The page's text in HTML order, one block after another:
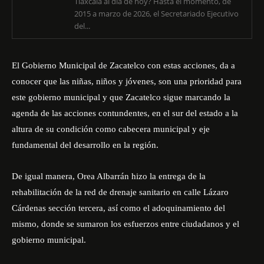
2015 a marzo de 2026, el Secretariado Ejecutivo
del...
El Gobierno Municipal de Zacatelco con estas acciones, da a
conocer que las niñas, niños y jóvenes, son una prioridad para
este gobierno municipal y que Zacatelco sigue marcando la
agenda de las acciones contundentes, en el sur del estado a la
altura de su condición como cabecera municipal y eje
fundamental del desarrollo en la región.
De igual manera, Orea Albarrán hizo la entrega de la
rehabilitación de la red de drenaje sanitario en calle Lázaro
Cárdenas sección tercera, así como el adoquinamiento del
mismo, donde se sumaron los esfuerzos entre ciudadanos y el
gobierno municipal.